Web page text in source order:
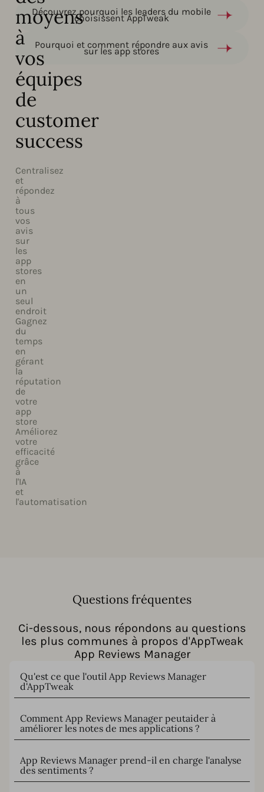
Découvrez pourquoi les leaders du mobile
choisissent AppTweak
Pourquoi et comment répondre aux avis
sur les app stores
moyens
à
vos
équipes
de
customer
success
Centralisez
et
répondez
à
tous
vos
avis
sur
les
app
stores
en
un
seul
endroit
Gagnez
du
temps
en
gérant
la
réputation
de
votre
app
store
Améliorez
votre
efficacité
grâce
à
l'IA
et
l'automatisation
Questions fréquentes
Ci-dessous, nous répondons au questions
les plus communes à propos d'AppTweak
App Reviews Manager
Qu'est ce que l'outil App Reviews Manager
d'AppTweak
Comment App Reviews Manager peutaider à
améliorer les notes de mes applications ?
App Reviews Manager prend-il en charge l'analyse
des sentiments ?